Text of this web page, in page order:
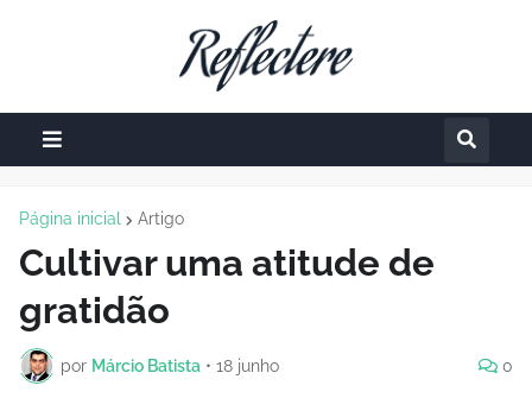
Página inicial Artigo
Cultivar uma atitude de
gratidão
por Márcio Batista • 18 junho 0